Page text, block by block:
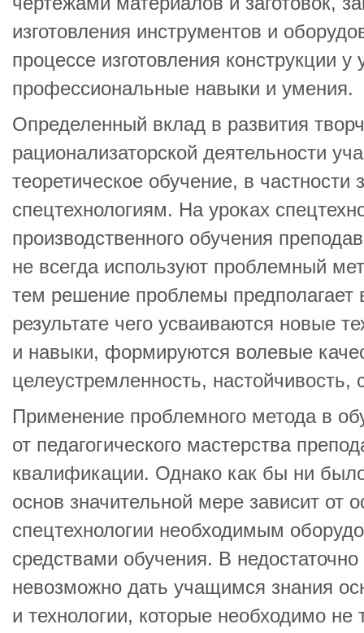
изготовления инструментов и
процессе изготовления конструкции
профессиональные навыки и умения.
Определенный вклад в развития
рационализаторской деятельности
теоретическое обучение, в частности
спецтехнологиям. На уроках
производственного обучения
не всегда используют проблемный
тем решение проблемы предполагает
результате чего усваиваются новые
и навыки, формируются волевые
целеустремленность, настойчивость,
Применение проблемного метода в
от педагогического мастерства
квалификации. Однако как бы ни
основ значительной мере зависит от
спецтехнологии необходимым
средствами обучения. В
невозможно дать учащимся знания
и технологии, которые необходимо не